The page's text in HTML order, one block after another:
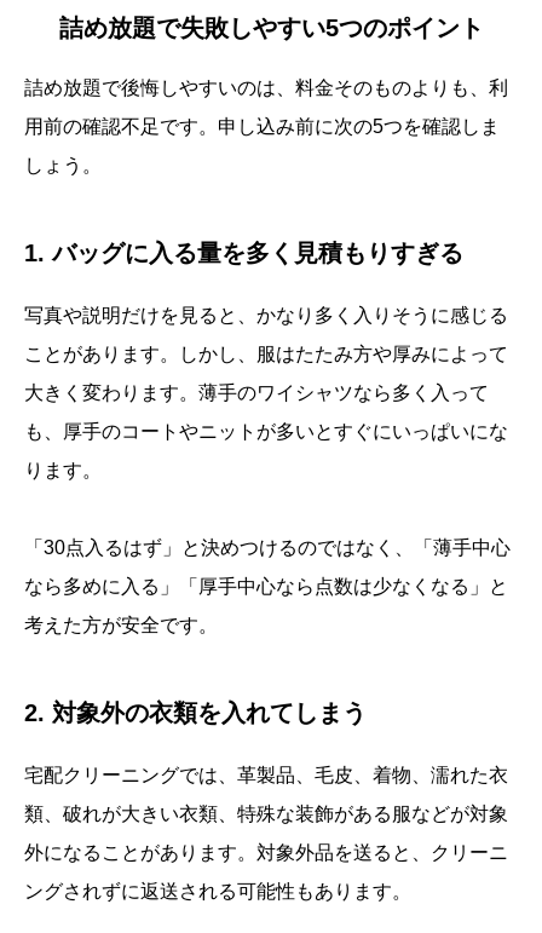
詰め放題で失敗しやすい5つのポイント
詰め放題で後悔しやすいのは、料金そのものよりも、利
用前の確認不足です。申し込み前に次の5つを確認しま
しょう。
1. バッグに入る量を多く見積もりすぎる
写真や説明だけを見ると、かなり多く入りそうに感じる
ことがあります。しかし、服はたたみ方や厚みによって
大きく変わります。薄手のワイシャツなら多く入って
も、厚手のコートやニットが多いとすぐにいっぱいにな
ります。
「30点入るはず」と決めつけるのではなく、「薄手中心
なら多めに入る」「厚手中心なら点数は少なくなる」と
考えた方が安全です。
2. 対象外の衣類を入れてしまう
宅配クリーニングでは、革製品、毛皮、着物、濡れた衣
類、破れが大きい衣類、特殊な装飾がある服などが対象
外になることがあります。対象外品を送ると、クリーニ
ングされずに返送される可能性もあります。